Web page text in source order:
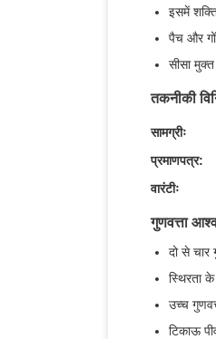
इसमें
पैच और
सीसा
तकनीकी
सामग्रीः
प्रमाणपत्र:
वारंटीः
गुणवत्ता
दो से चार
स्थिरता
उच्च
टिकाऊ